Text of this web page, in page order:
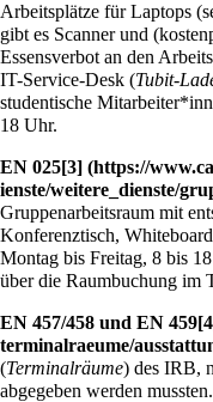
Arbeitsplätze für Laptops
gibt es Scanner und
Essensverbot an den
IT-Service-Desk (Tubit-
studentische
18 Uhr.
EN 025[3]
Gruppenarbeitsraum mit
Konferenztisch,
Montag bis Freitag, 8 bis
über die Raumbuchung im
EN 457/458 und EN 459
(Terminalräume) des IRB,
abgegeben werden